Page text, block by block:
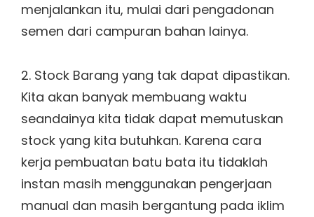
menjalankan itu, mulai dari pengadonan
semen dari campuran bahan lainya.
2. Stock Barang yang tak dapat dipastikan.
Kita akan banyak membuang waktu
seandainya kita tidak dapat memutuskan
stock yang kita butuhkan. Karena cara
kerja pembuatan batu bata itu tidaklah
instan masih menggunakan pengerjaan
manual dan masih bergantung pada iklim